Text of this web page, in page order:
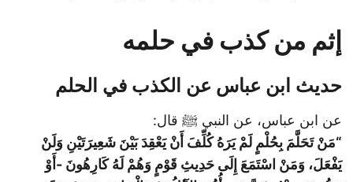
إثم من كذب في حلمه
حديث ابن عباس عن الكذب في الحلم
عن ابن عباس، عن النبي ﷺ قال:
“مَنْ تَحَلَّمَ بِحُلْمٍ لَمْ يَرَهُ كُلِّفَ أَنْ يَعْقِدَ بَيْنَ شَعِيرَتَيْنِ وَلَنْ
يَفْعَلَ، وَمَنْ اسْتَمَعَ إِلَى حَدِيثِ قَوْمٍ وَهُمْ لَهُ كَارِهُونَ -أَوْ